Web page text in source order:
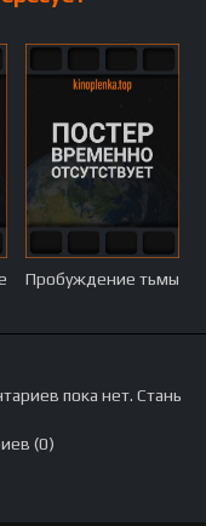
Пробуждение тьмы
пока нет. Стань
(0)